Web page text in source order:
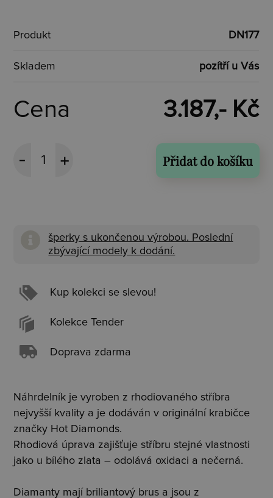
Produkt DN177
Skladem pozítří u Vás
Cena 3.187,- Kč
Přidat do košíku
šperky s ukončenou výrobou. Poslední
zbývající modely k dodání.
Kup kolekci se slevou!
Kolekce Tender
Doprava zdarma
Náhrdelník je vyroben z rhodiovaného stříbra
nejvyšší kvality a je dodáván v originální krabičce
značky Hot Diamonds.
Rhodiová úprava zajišťuje stříbru stejné vlastnosti
jako u bílého zlata – odolává oxidaci a nečerná.
Diamanty mají briliantový brus a jsou z